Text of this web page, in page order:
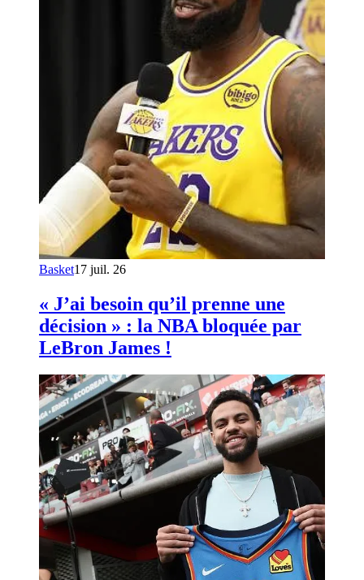
Basket17 juil. 26
« J’ai besoin qu’il prenne une
décision » : la NBA bloquée par
LeBron James !